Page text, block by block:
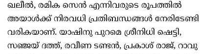
ഖലീല്‍, രമിക സെന്‍ എന്നിവരുടെ രൂപത്തില്‍
അയാള്‍ക്ക് നിരവധി പ്രതിബന്ധങ്ങള്‍ നേരിടേണ്ടി
വരികയാണ്. യാഷിനു പുറമെ ശ്രീനിധി ഷെട്ടി,
സഞ്ജയ് ദത്ത്, രവീണ ടണ്ടന്‍, പ്രകാശ് രാജ്, റാവു